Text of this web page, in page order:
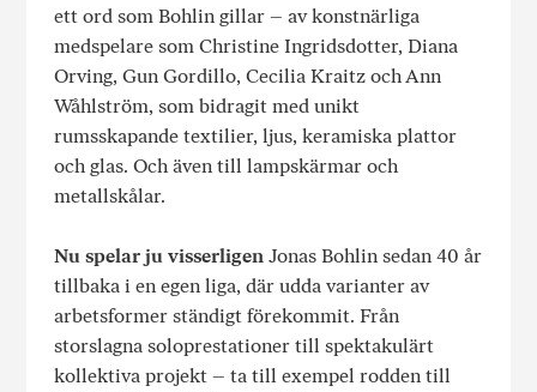
ett ord som Bohlin gillar – av konstnärliga
medspelare som Christine Ingridsdotter, Diana
Orving, Gun Gordillo, Cecilia Kraitz och Ann
Wåhlström, som bidragit med unikt
rumsskapande textilier, ljus, keramiska plattor
och glas. Och även till lampskärmar och
metallskålar.
Nu spelar ju visserligenJonas Bohlin sedan 40 år
tillbaka i en egen liga, där udda varianter av
arbetsformer ständigt förekommit. Från
storslagna soloprestationer till spektakulärt
kollektiva projekt – ta till exempel rodden till